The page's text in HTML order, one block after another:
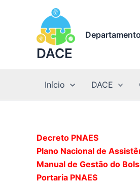
DACE
Início DACE
Decreto PNAES
Plano Nacional de
Manual de Gestão do
Portaria PNAES